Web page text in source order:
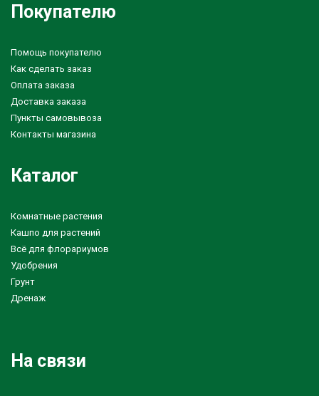
Покупателю
Помощь покупателю
Как сделать заказ
Оплата заказа
Доставка заказа
Пункты самовывоза
Контакты магазина
Каталог
Комнатные растения
Кашпо для растений
Всё для флорариумов
Удобрения
Грунт
Дренаж
На связи